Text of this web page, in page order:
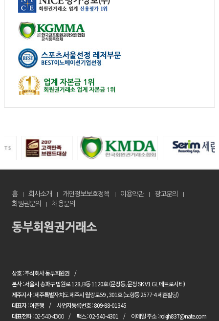
홈 회사소개 개인정보보호정책 이용약관
광고문의
회원권문의
채용문의
상호 : 주식회사 동부회원권
본사 : 서울시 송파구 법원로 128, B동 1120호 (문정동, 문정 SK V1 GL 메트로시티)
제주지사 : 제주특별자치도 제주시 월랑로59 , 301호 (노형동 2577-4 세흔빌딩)
대표자 : 이준행
사업자등록번호 : 809-88-01345
대표전화 :02-540-4300 팩스 : 02-540-4301 이메일 주소 : rokjh837@nate.com